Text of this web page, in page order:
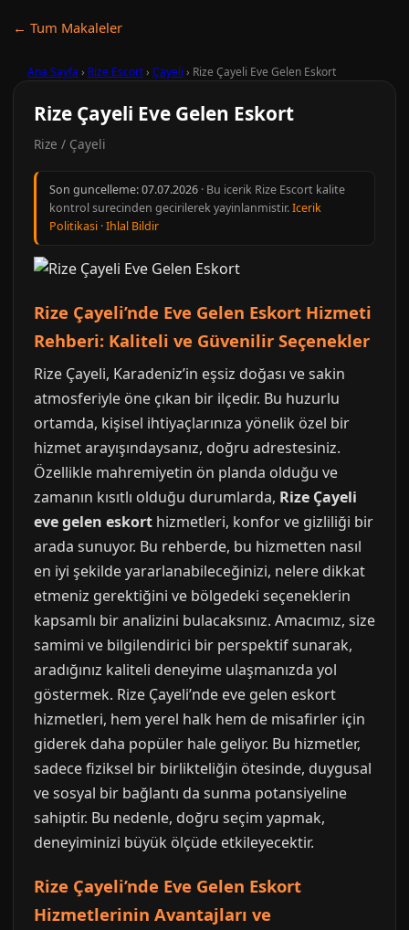
← Tum Makaleler
Ana Sayfa › Rize Escort› Çayeli › Rize Çayeli Eve Gelen Eskort
Rize Çayeli Eve Gelen Eskort
Rize / Çayeli
Son guncelleme:07.07.2026 · Bu icerik Rize Escort kalite
kontrol surecinden gecirilerek yayinlanmistir.Icerik
Politikasi ·Ihlal Bildir
Rize Çayeli’nde Eve Gelen Eskort Hizmeti
Rehberi: Kaliteli ve Güvenilir Seçenekler
Rize Çayeli, Karadeniz’in eşsiz doğası ve sakin
atmosferiyle öne çıkan bir ilçedir. Bu huzurlu
ortamda, kişisel ihtiyaçlarınıza yönelik özel bir
hizmet arayışındaysanız, doğru adrestesiniz.
Özellikle mahremiyetin ön planda olduğu ve
zamanın kısıtlı olduğu durumlarda, Rize Çayeli
eve gelen eskort hizmetleri, konfor ve gizliliği bir
arada sunuyor. Bu rehberde, bu hizmetten nasıl
en iyi şekilde yararlanabileceğinizi, nelere dikkat
etmeniz gerektiğini ve bölgedeki seçeneklerin
kapsamlı bir analizini bulacaksınız. Amacımız, size
samimi ve bilgilendirici bir perspektif sunarak,
aradığınız kaliteli deneyime ulaşmanızda yol
göstermek. Rize Çayeli’nde eve gelen eskort
hizmetleri, hem yerel halk hem de misafirler için
giderek daha popüler hale geliyor. Bu hizmetler,
sadece fiziksel bir birlikteliğin ötesinde, duygusal
ve sosyal bir bağlantı da sunma potansiyeline
sahiptir. Bu nedenle, doğru seçim yapmak,
deneyiminizi büyük ölçüde etkileyecektir.
Rize Çayeli’nde Eve Gelen Eskort
Hizmetlerinin Avantajları ve